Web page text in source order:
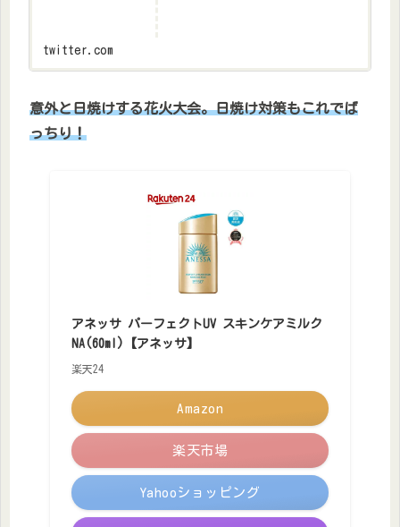
twitter.com
意外と日焼けする花火大会。日焼け対策もこれでば
っちり！
アネッサ パーフェクトUV スキンケアミルク
NA(60ml)【アネッサ】
楽天24
Amazon
楽天市場
Yahooショッピング